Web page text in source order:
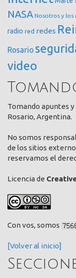
NASA Nosotros y los
radio red redes
Rosario
video
Tomando apuntes y
Rosario, Argentina.
No somos
de los sitios
reservamos el
Licencia de
Con vos, somos
[Volver al inicio]